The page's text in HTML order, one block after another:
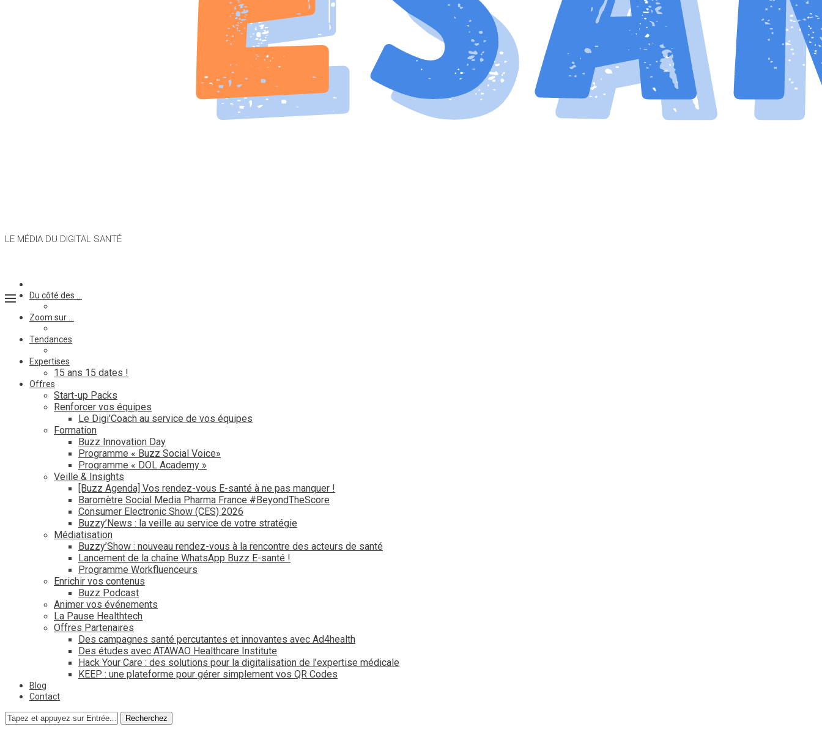
LE MÉDIA DU DIGITAL SANTÉ
Du côté des …
Zoom sur …
Tendances
Expertises
15 ans 15 dates !
Offres
Start-up Packs
Renforcer vos équipes
Le Digi’Coach au service de vos équipes
Formation
Buzz Innovation Day
Programme « Buzz Social Voice»
Programme « DOL Academy »
Veille & Insights
[Buzz Agenda] Vos rendez-vous E-santé à ne pas manquer !
Baromètre Social Media Pharma France #BeyondTheScore
Consumer Electronic Show (CES) 2026
Buzzy’News : la veille au service de votre stratégie
Médiatisation
Buzzy’Show : nouveau rendez-vous à la rencontre des acteurs de santé
Lancement de la chaîne WhatsApp Buzz E-santé !
Programme Workfluenceurs
Enrichir vos contenus
Buzz Podcast
Animer vos événements
La Pause Healthtech
Offres Partenaires
Des campagnes santé percutantes et innovantes avec Ad4health
Des études avec ATAWAO Healthcare Institute
Hack Your Care : des solutions pour la digitalisation de l’expertise médicale
KEEP : une plateforme pour gérer simplement vos QR Codes
Blog
Contact
Recherchez